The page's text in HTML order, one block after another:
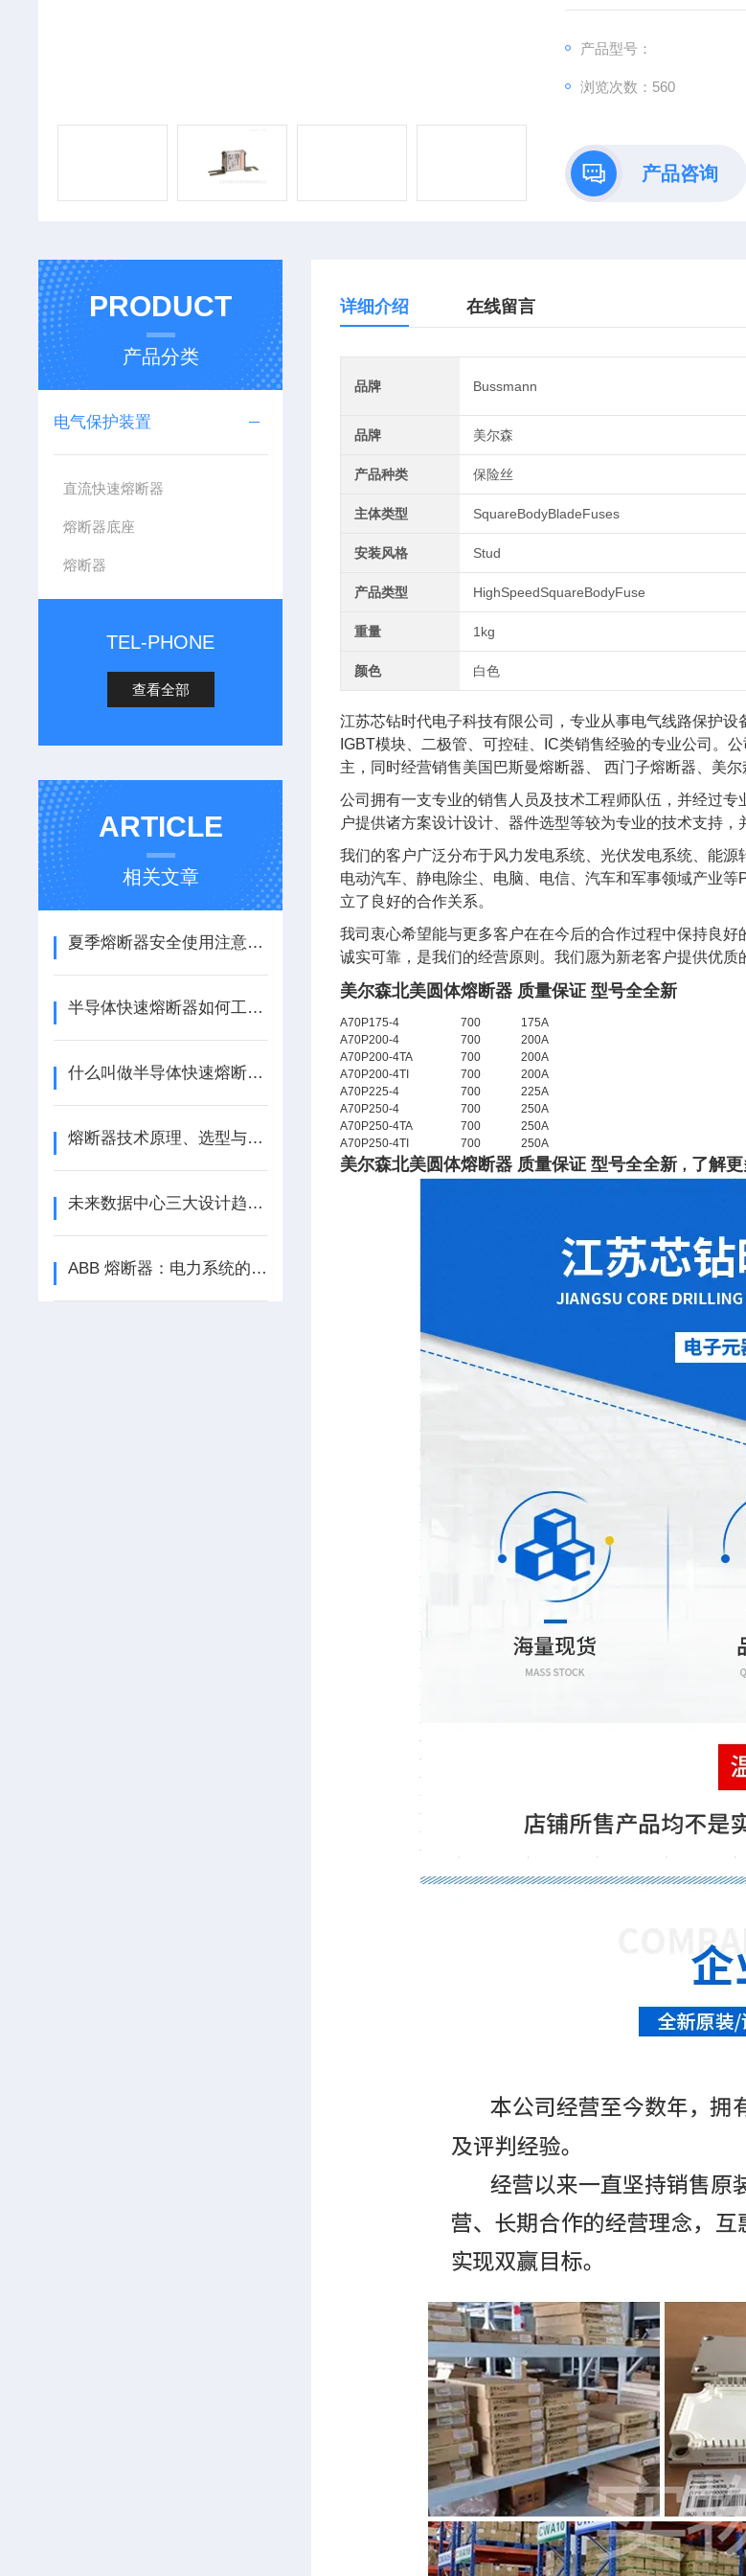
产品型号：
浏览次数：560
产品咨询
PRODUCT
产品分类
电气保护装置
直流快速熔断器
熔断器底座
熔断器
TEL-PHONE
查看全部
ARTICLE
相关文章
夏季熔断器安全使用注意事项
半导体快速熔断器如何工作？
什么叫做半导体快速熔断器？
熔断器技术原理、选型与新能源应用探析
未来数据中心三大设计趋势：模块化、直流化、支持AI规模化应用
ABB 熔断器：电力系统的安全卫士，江苏芯钻时代电子科技有限公司专业供应
详细介绍 在线留言
品牌 Bussmann
品牌 美尔森
产品种类 保险丝
主体类型 SquareBodyBladeFuses
安装风格 Stud
产品类型 HighSpeedSquareBodyFuse
重量 1kg
颜色 白色
江苏芯钻时代电子科技有限公司，专业从事电气线路保护
IGBT模块、二极管、可控硅、IC类销售经验的专业公司。
主，同时经营销售美国巴斯曼熔断器、 西门子熔断器、美
公司拥有一支专业的销售人员及技术工程师队伍，并经过
户提供诸方案设计设计、器件选型等较为专业的技术支持，
我们的客户广泛分布于风力发电系统、光伏发电系统、能
电动汽车、静电除尘、电脑、电信、汽车和军事领域产业
立了良好的合作关系。
我司衷心希望能与更多客户在在今后的合作过程中保持良
诚实可靠，是我们的经营原则。我们愿为新老客户提供优质
美尔森北美圆体熔断器 质量保证 型号全全新
A70P175-4 700
175A
A70P200-4
700
200A
A70P200-4TA
700
200A
A70P200-4TI
700
200A
A70P225-4
700
225A
A70P250-4
700
250A
A70P250-4TA
700
250A
A70P250-4TI
700 250A
美尔森北美圆体熔断器 质量保证 型号全全新 ， 了解